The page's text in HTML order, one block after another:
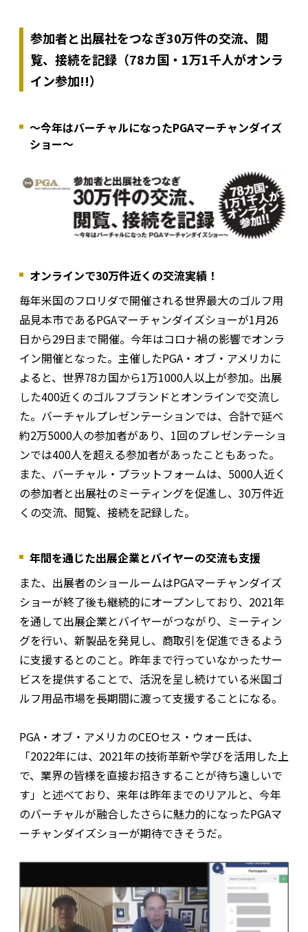
参加者と出展社をつなぎ30万件の交流、閲
覧、接続を記録（78カ国・1万1千人がオンラ
イン参加!!）
〜今年はバーチャルになったPGAマーチャンダイズ
ショー〜
オンラインで30万件近くの交流実績！
毎年米国のフロリダで開催される世界最大のゴルフ用
品見本市であるPGAマーチャンダイズショーが1月26
日から29日まで開催。今年はコロナ禍の影響でオンラ
イン開催となった。主催したPGA・オブ・アメリカに
よると、世界78カ国から1万1000人以上が参加。出展
した400近くのゴルフブランドとオンラインで交流し
た。バーチャルプレゼンテーションでは、合計で延べ
約2万5000人の参加者があり、1回のプレゼンテーショ
ンでは400人を超える参加者があったこともあった。
また、バーチャル・プラットフォームは、5000人近く
の参加者と出展社のミーティングを促進し、30万件近
くの交流、閲覧、接続を記録した。
年間を通じた出展企業とバイヤーの交流も支援
また、出展者のショールームはPGAマーチャンダイズ
ショーが終了後も継続的にオープンしており、2021年
を通して出展企業とバイヤーがつながり、ミーティン
グを行い、新製品を発見し、商取引を促進できるよう
に支援するとのこと。昨年まで行っていなかったサー
ビスを提供することで、活況を呈し続けている米国ゴ
ルフ用品市場を長期間に渡って支援することになる。
PGA・オブ・アメリカのCEOセス・ウォー氏は、
「2022年には、2021年の技術革新や学びを活用した上
で、業界の皆様を直接お招きすることが待ち遠しいで
す」と述べており、来年は昨年までのリアルと、今年
のバーチャルが融合したさらに魅力的になったPGAマ
ーチャンダイズショーが期待できそうだ。